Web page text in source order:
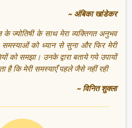
~ अंबिका खांडेकर
ज्योतिषी के साथ मेरा व्यक्तिगत अनुभव
समस्याओं को ध्यान से सुना और फिर मेरी
को समझा। उनके द्वारा बताये गये उपायों
कि मेरी समस्याएँ पहले जैसे नहीं रही
~ विनित शुक्ला